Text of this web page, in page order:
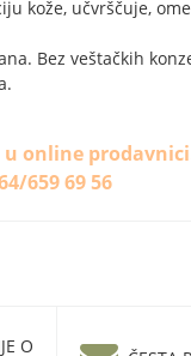
kože, učvrščuje,
Bez veštačkih
online
659 69 56
O